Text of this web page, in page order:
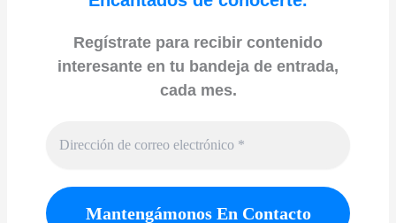
Regístrate para recibir contenido
interesante en tu bandeja de entrada,
cada mes.